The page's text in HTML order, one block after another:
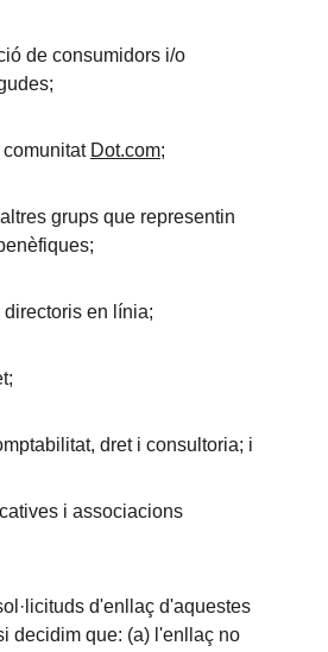
de consumidors i/o
comunitat Dot.com;
grups que representin
en línia;
dret i consultoria; i
i associacions
d'enllaç d'aquestes
decidim que: (a) l'enllaç no